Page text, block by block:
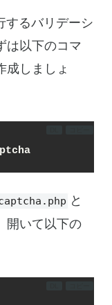
するバリデーシ
は以下のコマ
成しましょ
と
開いて以下の